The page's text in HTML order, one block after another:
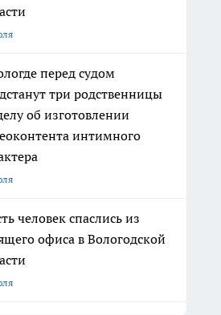
перед судом
три родственницы
об изготовлении
интимного
человек спаслись из
офиса в Вологодской